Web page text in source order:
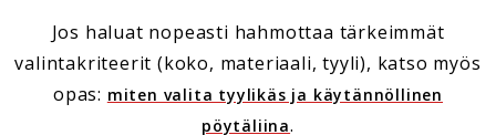
Jos haluat nopeasti hahmottaa tärkeimmät
valintakriteerit (koko, materiaali, tyyli), katso myös
opas: miten valita tyylikäs ja käytännöllinen
pöytäliina.